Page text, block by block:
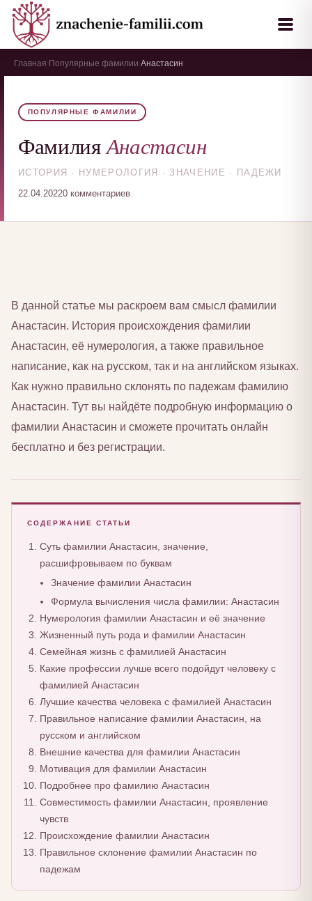
Главная Популярные фамилии Анастасин
ПОПУЛЯРНЫЕ ФАМИЛИИ
ФамилияАнастасин
ИСТОРИЯ · НУМЕРОЛОГИЯ · ЗНАЧЕНИЕ · ПАДЕЖИ
22.04.20220 комментариев
В данной статье мы раскроем вам смысл фамилии
Анастасин. История происхождения фамилии
Анастасин, её нумерология, а также правильное
написание, как на русском, так и на английском языках.
Как нужно правильно склонять по падежам фамилию
Анастасин. Тут вы найдёте подробную информацию о
фамилии Анастасин и сможете прочитать онлайн
бесплатно и без регистрации.
СОДЕРЖАНИЕ СТАТЬИ
Суть фамилии Анастасин, значение,
расшифровываем по буквам
Значение фамилии Анастасин
Формула вычисления числа фамилии: Анастасин
Нумерология фамилии Анастасин и её значение
Жизненный путь рода и фамилии Анастасин
Семейная жизнь с фамилией Анастасин
Какие профессии лучше всего подойдут человеку с
фамилией Анастасин
Лучшие качества человека с фамилией Анастасин
Правильное написание фамилии Анастасин, на
русском и английском
Внешние качества для фамилии Анастасин
Мотивация для фамилии Анастасин
Подробнее про фамилию Анастасин
Совместимость фамилии Анастасин, проявление
чувств
Происхождение фамилии Анастасин
Правильное склонение фамилии Анастасин по
падежам